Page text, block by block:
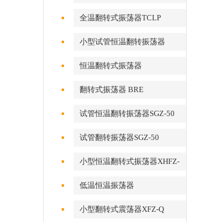
全温翻转式振荡器TCLP
小型试管恒温翻转振荡器
恒温翻转式振荡器
翻转式振荡器 BRE
试管恒温翻转振荡器SGZ-50
试管翻转振荡器SGZ-50
小型恒温翻转式振荡器XHFZ-
低温恒温振荡器
小型翻转式震荡器XFZ-Q